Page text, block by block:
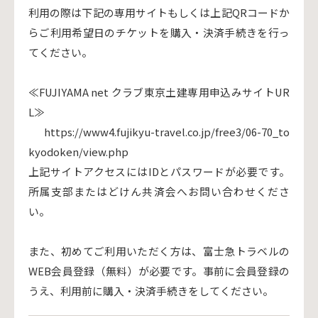
利用の際は下記の専用サイトもしくは上記QRコードか
らご利用希望日のチケットを購入・決済手続きを行っ
てください。
≪FUJIYAMA net クラブ東京土建専用申込みサイトUR
L≫
https://www4.fujikyu-travel.co.jp/free3/06-70_to
kyodoken/view.php
上記サイトアクセスにはIDとパスワードが必要です。
所属支部またはどけん共済会へお問い合わせくださ
い。
また、初めてご利用いただく方は、富士急トラベルの
WEB会員登録（無料）が必要です。事前に会員登録の